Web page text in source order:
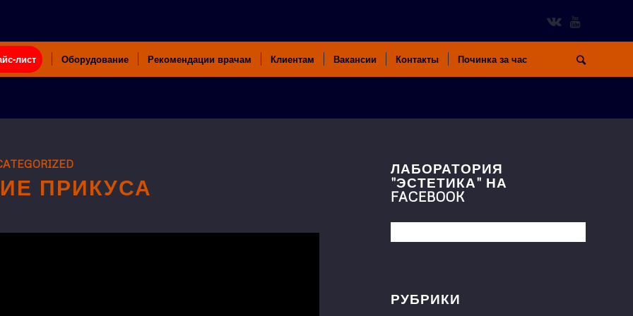
лист Оборудование Рекомендации врачам Клиентам Вакансии Контакты Починка за час
ПРИКУСА
ЛАБОРАТОРИЯ
"ЭСТЕТИКА" НА
FACEBOOK
РУБРИКИ